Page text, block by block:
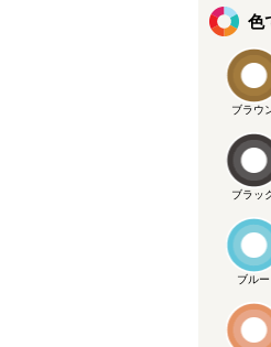
色
ブラウ
ブラッ
ブルー